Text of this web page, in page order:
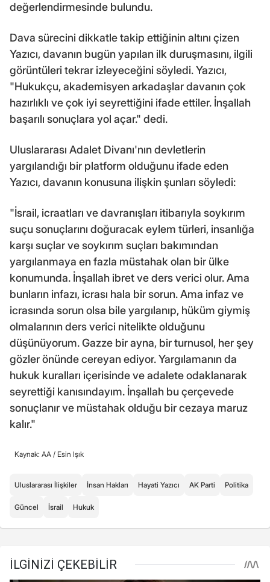
değerlendirmesinde bulundu.
Dava sürecini dikkatle takip ettiğinin altını çizen
Yazıcı, davanın bugün yapılan ilk duruşmasını, ilgili
görüntüleri tekrar izleyeceğini söyledi. Yazıcı,
"Hukukçu, akademisyen arkadaşlar davanın çok
hazırlıklı ve çok iyi seyrettiğini ifade ettiler. İnşallah
başarılı sonuçlara yol açar." dedi.
Uluslararası Adalet Divanı'nın devletlerin
yargılandığı bir platform olduğunu ifade eden
Yazıcı, davanın konusuna ilişkin şunları söyledi:
"İsrail, icraatları ve davranışları itibarıyla soykırım
suçu sonuçlarını doğuracak eylem türleri, insanlığa
karşı suçlar ve soykırım suçları bakımından
yargılanmaya en fazla müstahak olan bir ülke
konumunda. İnşallah ibret ve ders verici olur. Ama
bunların infazı, icrası hala bir sorun. Ama infaz ve
icrasında sorun olsa bile yargılanıp, hüküm giymiş
olmalarının ders verici nitelikte olduğunu
düşünüyorum. Gazze bir ayna, bir turnusol, her şey
gözler önünde cereyan ediyor. Yargılamanın da
hukuk kuralları içerisinde ve adalete odaklanarak
seyrettiği kanısındayım. İnşallah bu çerçevede
sonuçlanır ve müstahak olduğu bir cezaya maruz
kalır."
Kaynak: AA / Esin Işık
Uluslararası İlişkiler İnsan Hakları Hayati Yazıcı AK Parti Politika
Güncel İsrail Hukuk